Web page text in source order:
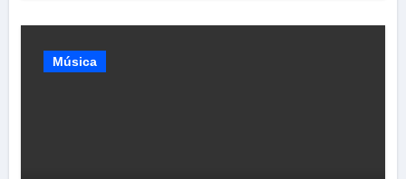
Música